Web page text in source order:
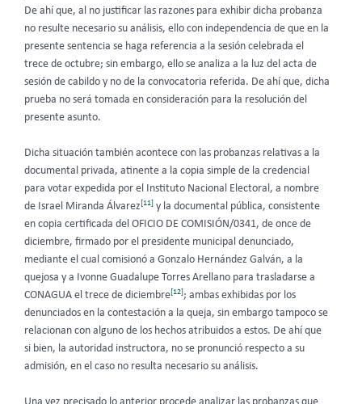
De ahí que, al no justificar las razones para exhibir dicha probanza
no resulte necesario su análisis, ello con independencia de que en la
presente sentencia se haga referencia a la sesión celebrada el
trece de octubre; sin embargo, ello se analiza a la luz del acta de
sesión de cabildo y no de la convocatoria referida. De ahí que, dicha
prueba no será tomada en consideración para la resolución del
presente asunto.
Dicha situación también acontece con las probanzas relativas a la
documental privada, atinente a la copia simple de la credencial
para votar expedida por el Instituto Nacional Electoral, a nombre
de Israel Miranda Álvarez[11] y la documental pública, consistente
en copia certificada del OFICIO DE COMISIÓN/0341, de once de
diciembre, firmado por el presidente municipal denunciado,
mediante el cual comisionó a Gonzalo Hernández Galván, a la
quejosa y a Ivonne Guadalupe Torres Arellano para trasladarse a
CONAGUA el trece de diciembre[12]; ambas exhibidas por los
denunciados en la contestación a la queja, sin embargo tampoco se
relacionan con alguno de los hechos atribuidos a estos. De ahí que
si bien, la autoridad instructora, no se pronunció respecto a su
admisión, en el caso no resulta necesario su análisis.